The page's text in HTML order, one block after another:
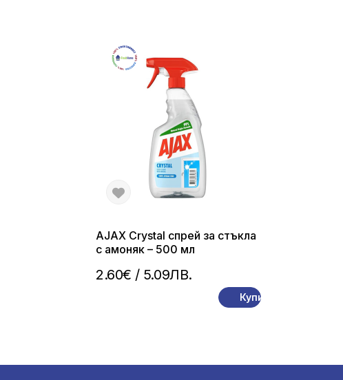
2.60€ / 5.09ЛВ.
AJAX Crystal спрей за стъкла
с амоняк – 500 мл
Купи